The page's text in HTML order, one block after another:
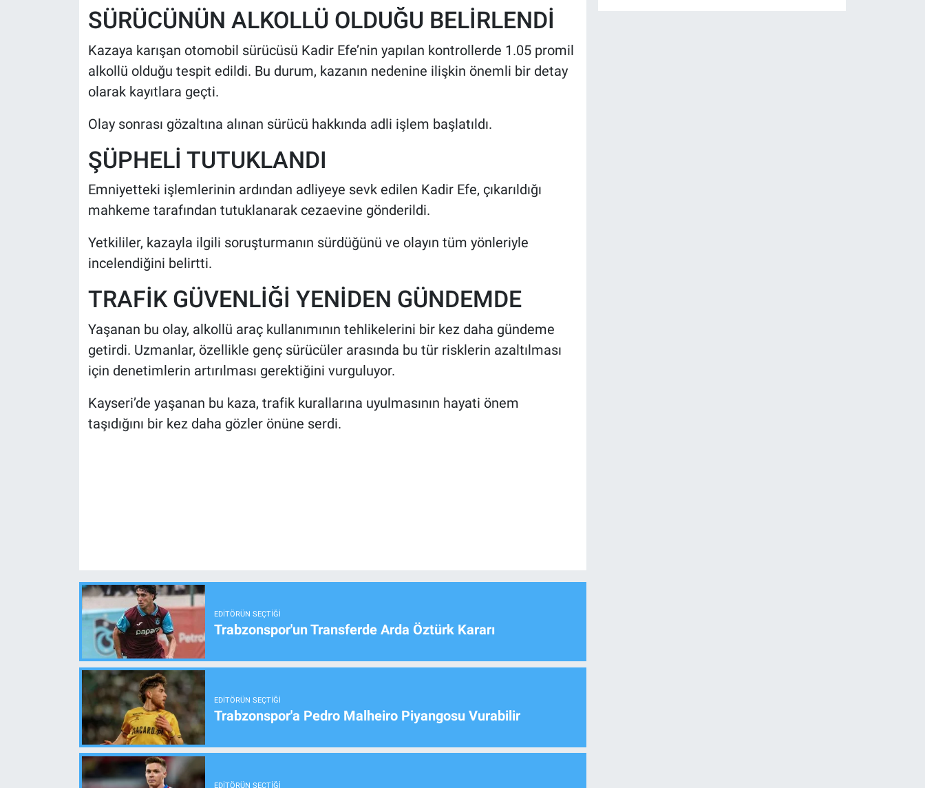
SÜRÜCÜNÜN ALKOLLÜ OLDUĞU BELİRLENDİ
Kazaya karışan otomobil sürücüsü Kadir Efe’nin yapılan kontrollerde 1.05 promil
alkollü olduğu tespit edildi. Bu durum, kazanın nedenine ilişkin önemli bir detay
olarak kayıtlara geçti.
Olay sonrası gözaltına alınan sürücü hakkında adli işlem başlatıldı.
ŞÜPHELİ TUTUKLANDI
Emniyetteki işlemlerinin ardından adliyeye sevk edilen Kadir Efe, çıkarıldığı
mahkeme tarafından tutuklanarak cezaevine gönderildi.
Yetkililer, kazayla ilgili soruşturmanın sürdüğünü ve olayın tüm yönleriyle
incelendiğini belirtti.
TRAFİK GÜVENLİĞİ YENİDEN GÜNDEMDE
Yaşanan bu olay, alkollü araç kullanımının tehlikelerini bir kez daha gündeme
getirdi. Uzmanlar, özellikle genç sürücüler arasında bu tür risklerin azaltılması
için denetimlerin artırılması gerektiğini vurguluyor.
Kayseri’de yaşanan bu kaza, trafik kurallarına uyulmasının hayati önem
taşıdığını bir kez daha gözler önüne serdi.
EDITÖRÜN SEÇTIĞI
Trabzonspor'un Transferde Arda Öztürk Kararı
EDITÖRÜN SEÇTIĞI
Trabzonspor'a Pedro Malheiro Piyangosu Vurabilir
EDITÖRÜN SEÇTIĞI
Bilim, Teknoloji